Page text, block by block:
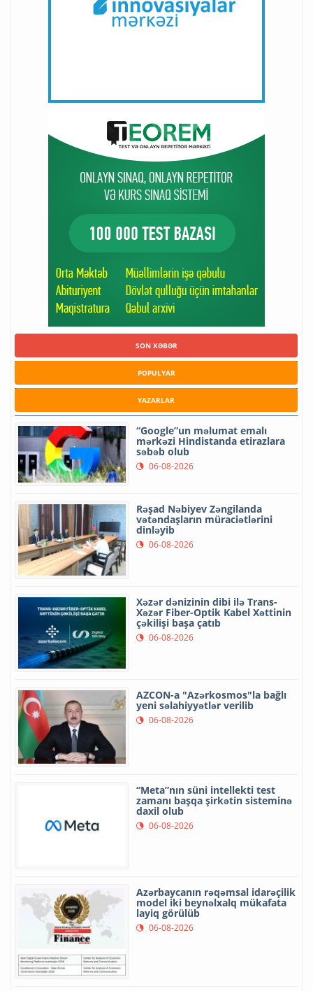
SON XƏBƏR
POPULYAR
YAZARLAR
“Google”un məlumat emalı
mərkəzi Hindistanda etirazlara
səbəb olub
06-08-2026
Rəşad Nəbiyev Zəngilanda
vətəndaşların müraciətlərini
dinləyib
06-08-2026
Xəzər dənizinin dibi ilə Trans-
Xəzər Fiber-Optik Kabel Xəttinin
çəkilişi başa çatıb
06-08-2026
AZCON-a "Azərkosmos"la bağlı
yeni səlahiyyətlər verilib
06-08-2026
“Meta”nın süni intellekti test
zamanı başqa şirkətin sisteminə
daxil olub
06-08-2026
Azərbaycanın rəqəmsal idarəçilik
model iki beynəlxalq mükafata
layiq görülüb
06-08-2026